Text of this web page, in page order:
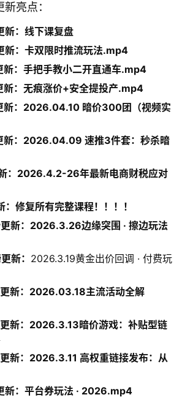
亮点：
：线下课复盘
新：卡双限时推流玩法.mp4
：手把手教小二开直通车.mp4
新：无痕涨价+安全提投产.mp4
新：2026.04.10 暗价300团（视频实
新：2026.04.09 速推3件套：秒杀暗
：2026.4.2-26年最新电商财税应对
：修复所有完整课程！！！！
新：2026.3.26边缘突围 · 擦边玩法
新： 2026.3.19黄金出价回调 · 付费玩
新：2026.03.18主流活动全解
新：2026.3.13暗价游戏：补贴型链
新：2026.3.11 高权重链接发布：从
新：平台券玩法 · 2026.mp4